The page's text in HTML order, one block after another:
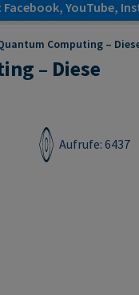
Facebook, YouTube,
Computing –
– Diese
Aufrufe: 6437